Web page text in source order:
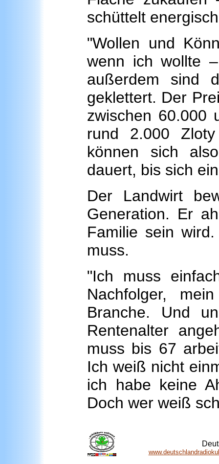
schüttelt
"Wollen und
wenn ich wollte
außerdem sind
geklettert. Der
zwischen 60.000
rund 2.000
können sich
dauert, bis sich
Der Landwirt
Generation. Er
Familie sein
muss.
"Ich muss
Nachfolger,
Branche. Und
Rentenalter
muss bis 67
Ich weiß nicht
ich habe keine
Doch wer weiß